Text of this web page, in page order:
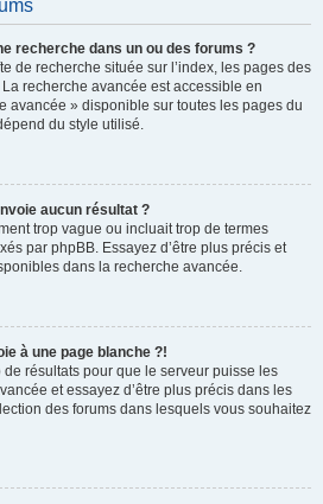
recherche dans un ou des forums ?
de recherche située sur l’index, les pages des
recherche avancée est accessible en
avancée » disponible sur toutes les pages du
du style utilisé.
aucun résultat ?
trop vague ou incluait trop de termes
par phpBB. Essayez d’être plus précis et
dans la recherche avancée.
à une page blanche ?!
résultats pour que le serveur puisse les
et essayez d’être plus précis dans les
des forums dans lesquels vous souhaitez